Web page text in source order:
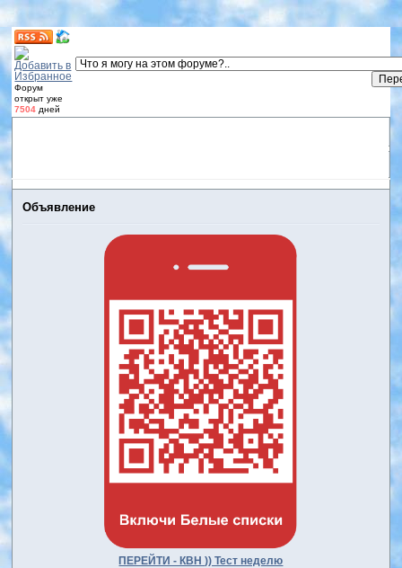
Форум
открыт уже
7504 дней
Объявление
ПЕРЕЙТИ - КВН )) Тест неделю